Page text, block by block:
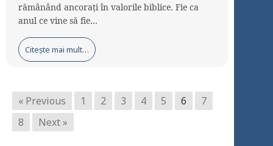
rămânând ancorați în valorile biblice. Fie ca
anul ce vine să fie…
Citește mai mult…
« Previous 1 2 3 4 5 6
7
8
Next »